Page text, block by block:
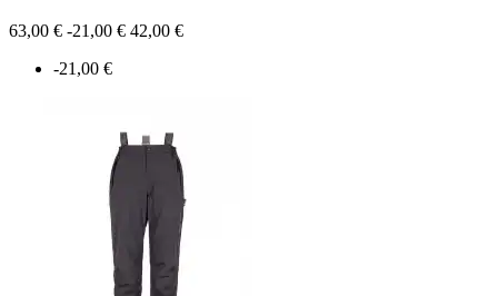
63,00 € -21,00 € 42,00 €
-21,00 €